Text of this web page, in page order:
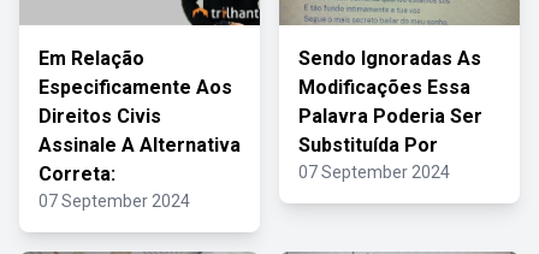
Em Relação
Especificamente Aos
Direitos Civis
Assinale A Alternativa
Correta:
07 September 2024
Sendo Ignoradas As
Modificações Essa
Palavra Poderia Ser
Substituída Por
07 September 2024